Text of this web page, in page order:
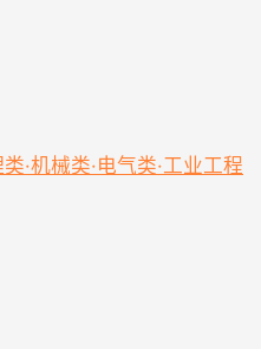
·机械类·电气类·工业工程